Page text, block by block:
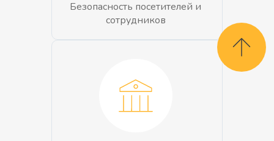
Безопасность посетителей и
сотрудников